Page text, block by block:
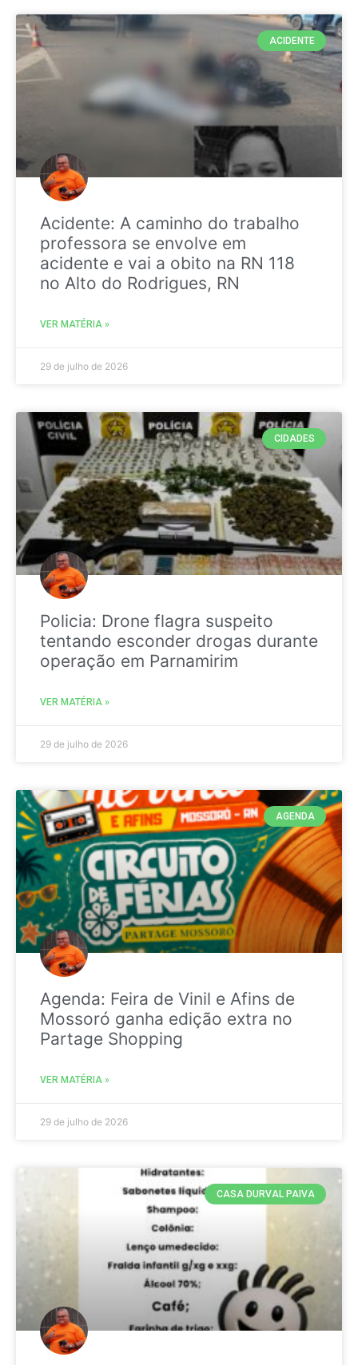
ACIDENTE
Acidente: A caminho do trabalho
professora se envolve em
acidente e vai a obito na RN 118
no Alto do Rodrigues, RN
VER MATÉRIA »
29 de julho de 2026
CIDADES
Policia: Drone flagra suspeito
tentando esconder drogas durante
operação em Parnamirim
VER MATÉRIA »
29 de julho de 2026
AGENDA
Agenda: Feira de Vinil e Afins de
Mossoró ganha edição extra no
Partage Shopping
VER MATÉRIA »
29 de julho de 2026
CASA DURVAL PAIVA